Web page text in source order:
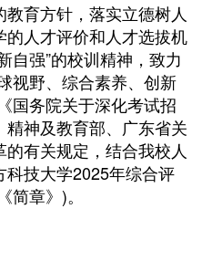
育方针，落实立德树人
人才评价和人才选拔机
自强”的校训精神，致力
视野、综合素养、创新
国务院关于深化考试招
神及教育部、广东省关
有关规定，结合我校人
技大学2025年综合评
章》)。